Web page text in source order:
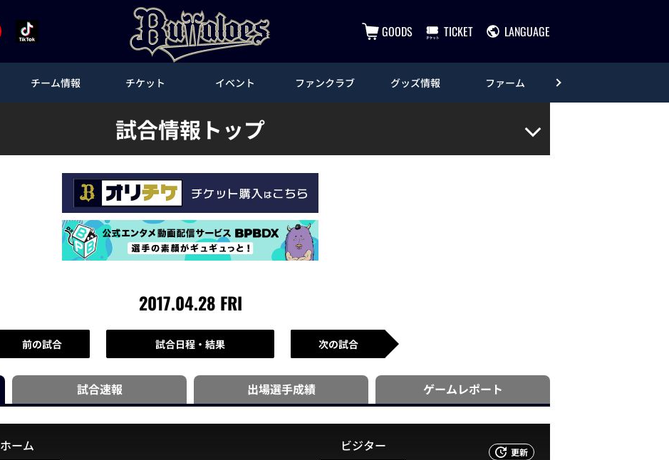
GOODS TICKET LANGUAGE
チーム情報 チケット イベント ファンクラブ グッズ情報 ファーム
試合情報トップ
2017.04.28 FRI
前の試合 試合日程・結果 次の試合
試合速報 出場選手成績 ゲームレポート
更新
ホーム ビジター